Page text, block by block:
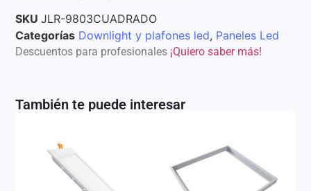
SKUJLR-9803CUADRADO
Categorías Downlight y plafones led, Paneles Led
Descuentos para profesionales ¡Quiero saber más!
También te puede interesar